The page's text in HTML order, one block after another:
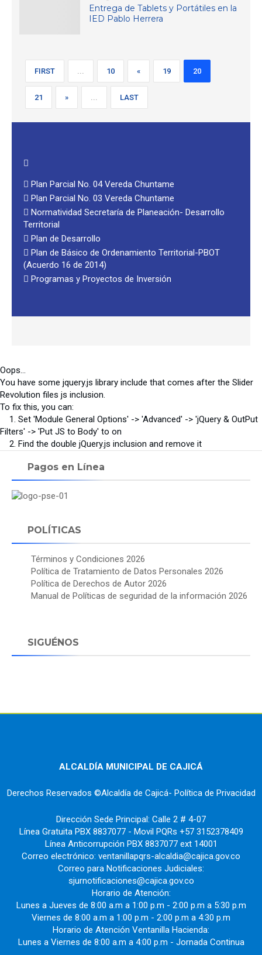
Entrega de Tablets y Portátiles en la
IED Pablo Herrera
FIRST ... 10 « 19 20
21 » ... LAST
Plan Parcial No. 04 Vereda Chuntame
Plan Parcial No. 03 Vereda Chuntame
Normatividad Secretaría de Planeación- Desarrollo
Territorial
Plan de Desarrollo
Plan de Básico de Ordenamiento Territorial-PBOT
(Acuerdo 16 de 2014)
Programas y Proyectos de Inversión
Oops...
You have some jquery.js library include that comes after the Slider
Revolution files js inclusion.
To fix this, you can:
1. Set 'Module General Options' -> 'Advanced' -> 'jQuery & OutPut
Filters' -> 'Put JS to Body' to on
2. Find the double jQuery.js inclusion and remove it
Pagos en Línea
POLÍTICAS
Términos y Condiciones 2026
Política de Tratamiento de Datos Personales 2026
Política de Derechos de Autor 2026
Manual de Políticas de seguridad de la información 2026
SIGUÉNOS
ALCALDÍA MUNICIPAL DE CAJICÁ
Derechos Reservados ©Alcaldía de Cajicá- Política de Privacidad
Dirección Sede Principal: Calle 2 # 4-07
Línea Gratuita PBX 8837077 - Movil PQRs +57 3152378409
Línea Anticorrupción PBX 8837077 ext 14001
Correo electrónico: ventanillapqrs-alcaldia@cajica.gov.co
Correo para Notificaciones Judiciales:
sjurnotificaciones@cajica.gov.co
Horario de Atención:
Lunes a Jueves de 8:00 a.m a 1:00 p.m - 2:00 p.m a 5:30 p.m
Viernes de 8:00 a.m a 1:00 p.m - 2:00 p.m a 4:30 p.m
Horario de Atención Ventanilla Hacienda:
Lunes a Viernes de 8:00 a.m a 4:00 p.m - Jornada Continua